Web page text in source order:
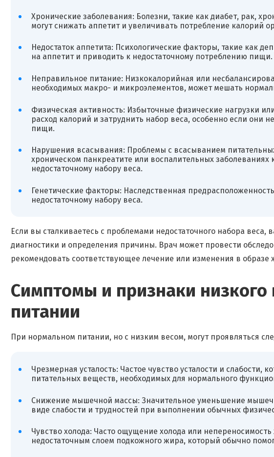
Хронические заболевания: Болезни, такие как диабет, рак,
могут снижать аппетит и увеличивать потребление калорий
Недостаток аппетита: Психологические факторы, такие как
на аппетит и приводить к недостаточному потреблению пищи.
Неправильное питание: Низкокалорийная или
необходимых макро- и микроэлементов, может мешать
Физическая активность: Избыточные физические нагрузки
расход калорий и затруднить набор веса, особенно если они
пищи.
Нарушения всасывания: Проблемы с всасыванием
хроническом панкреатите или воспалительных заболеваниях
недостаточному набору веса.
Генетические факторы: Наследственная
недостаточному набору веса.
Если вы сталкиваетесь с проблемами недостаточного набора веса,
диагностики и определения причины. Врач может провести
рекомендовать соответствующее лечение или изменения в образе
Симптомы и признаки
питании
При нормальном питании, но с низким весом, могут проявляться
Чрезмерная усталость: Частое чувство усталости и слабости,
питательных веществ, необходимых для нормального
Снижение мышечной массы: Значительное уменьшение
виде слабости и трудностей при выполнении обычных
Чувство холода: Часто ощущение холода или
недостаточным слоем подкожного жира, который обычно